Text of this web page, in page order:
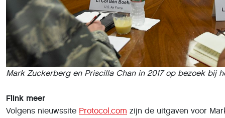
Mark Zuckerberg en Priscilla Chan in 2017 op bezoek bij
Flink meer
Volgens nieuwssite Protocol.com zijn de uitgaven voor